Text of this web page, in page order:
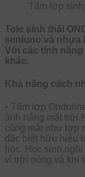
Tấm lợp
Tole sinh thái
senluno và nhựa
Với các tính
khác.
Khả năng cách
• Tấm lợp
ánh nắng mặt
cũng mát như lợp
đặc biệt hữu hiệu
học. Học sinh
vì trời nóng và khi